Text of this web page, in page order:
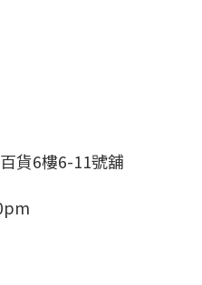
貨6樓6-11號舖